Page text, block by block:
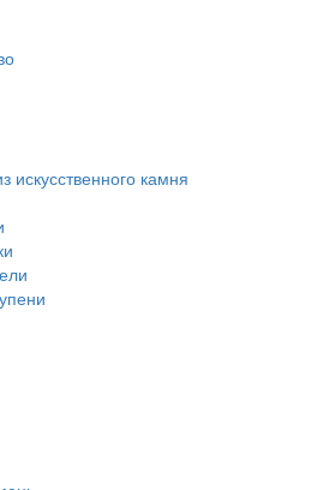
искусственного камня